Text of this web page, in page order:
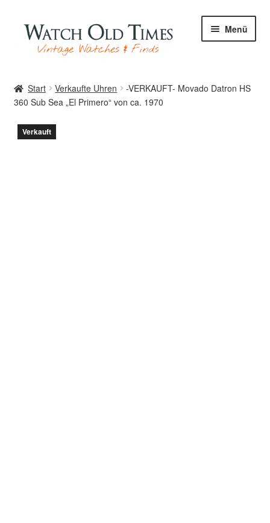
Zur
Navigation
springen
Zum
Inhalt
springen
Menü
Uhren
Start Verkaufte Uhren
-VERKAUFT- Movado Datron HS
360 Sub Sea „El Primero“ von ca. 1970
Verkauft